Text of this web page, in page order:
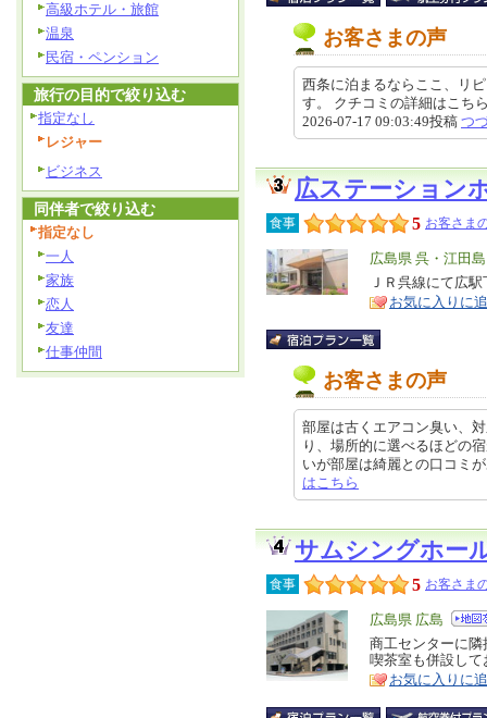
お客さまの声
西条に泊まるならここ、リ
す。 クチコミの詳細はこ
2026-07-17 09:03:49投稿 つ
広ステーション
食事 5 お客さま
エ
リ
ア
広島県 呉・江田島
特
徴
ＪＲ呉線にて広
お気に入りに
お客さまの声
部屋は古くエアコン臭い、
り、場所的に選べるほどの
いが部屋は綺麗との口コミ
はこちら
サムシングホー
食事 5 お客さま
エ
リ
ア
広島県 広島
特
徴
商工センターに
喫茶室も併設して
お気に入りに
高級ホテル・旅館
温泉
民宿・ペンション
旅行の目的で絞り込む
指定なし
レジャー
ビジネス
同伴者で絞り込む
指定なし
一人
家族
恋人
友達
仕事仲間